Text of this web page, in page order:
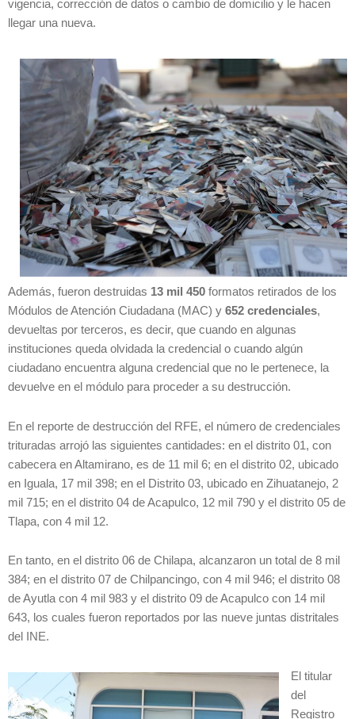
vigencia, corrección de datos o cambio de domicilio y le hacen
llegar una nueva.
Además, fueron destruidas 13 mil 450 formatos retirados de los
Módulos de Atención Ciudadana (MAC) y 652 credenciales,
devueltas por terceros, es decir, que cuando en algunas
instituciones queda olvidada la credencial o cuando algún
ciudadano encuentra alguna credencial que no le pertenece, la
devuelve en el módulo para proceder a su destrucción.
En el reporte de destrucción del RFE, el número de credenciales
trituradas arrojó las siguientes cantidades: en el distrito 01, con
cabecera en Altamirano, es de 11 mil 6; en el distrito 02, ubicado
en Iguala, 17 mil 398; en el Distrito 03, ubicado en Zihuatanejo, 2
mil 715; en el distrito 04 de Acapulco, 12 mil 790 y el distrito 05 de
Tlapa, con 4 mil 12.
En tanto, en el distrito 06 de Chilapa, alcanzaron un total de 8 mil
384; en el distrito 07 de Chilpancingo, con 4 mil 946; el distrito 08
de Ayutla con 4 mil 983 y el distrito 09 de Acapulco con 14 mil
643, los cuales fueron reportados por las nueve juntas distritales
del INE.
El titular
del
Registro